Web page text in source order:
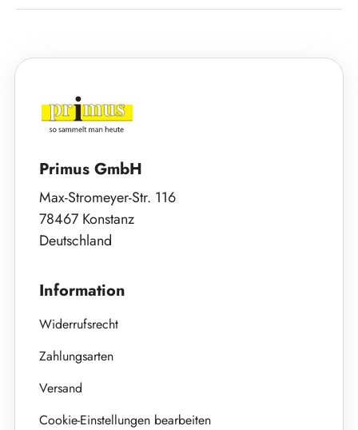
Primus GmbH
Max-Stromeyer-Str. 116
78467 Konstanz
Deutschland
Information
Widerrufsrecht
Zahlungsarten
Versand
Cookie-Einstellungen bearbeiten